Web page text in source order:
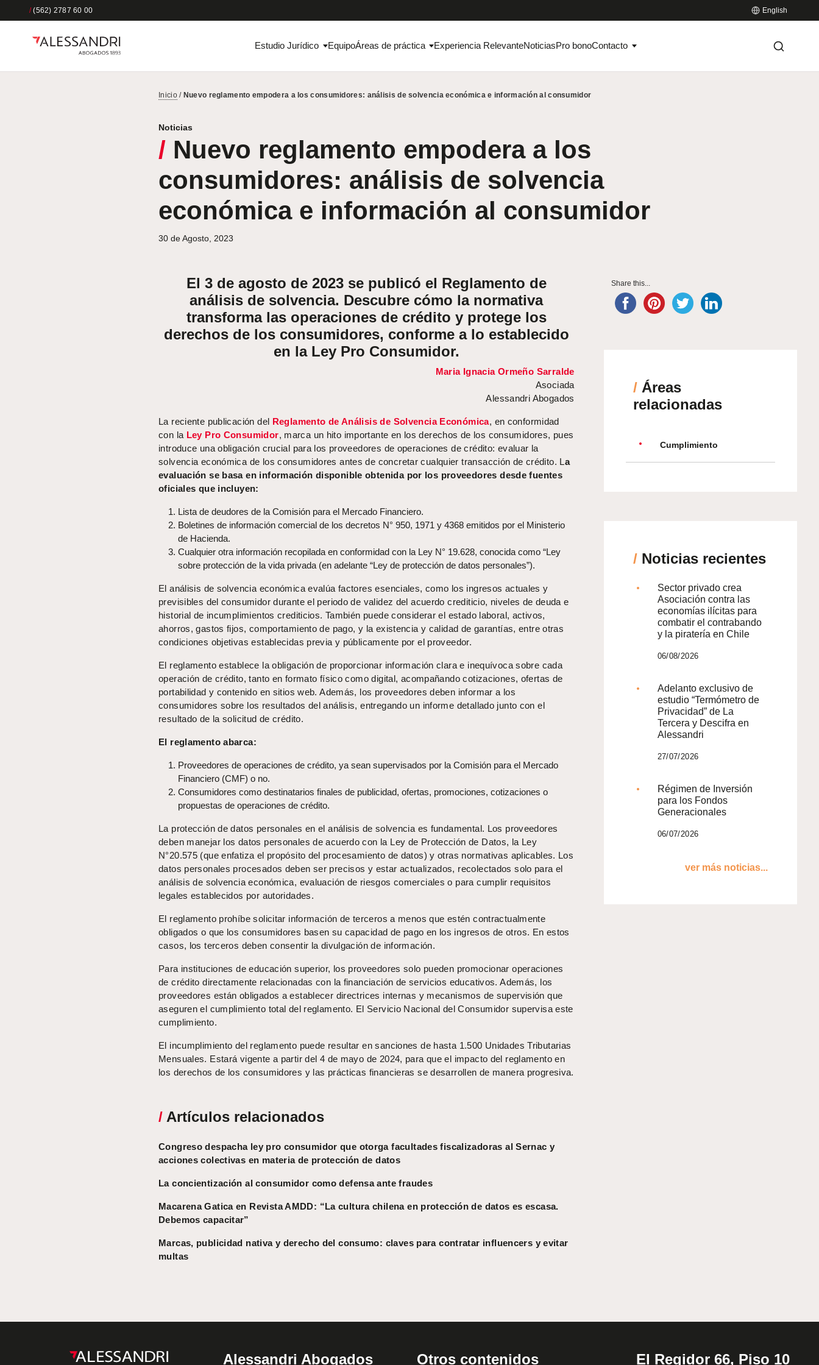
/(562) 2787 60 00 English
Estudio Jurídico EquipoÁreas de práctica Experiencia RelevanteNoticiasPro bonoContacto
Inicio/ Nuevo reglamento empodera a los consumidores: análisis de solvencia económica e información al consumidor
Noticias
/ Nuevo reglamento empodera a los
consumidores: análisis de solvencia
económica e información al consumidor
30 de Agosto, 2023
El 3 de agosto de 2023 se publicó el Reglamento de
análisis de solvencia. Descubre cómo la normativa
transforma las operaciones de crédito y protege los
derechos de los consumidores, conforme a lo establecido
en la Ley Pro Consumidor.
Maria Ignacia Ormeño Sarralde
Asociada
Alessandri Abogados
La reciente publicación del Reglamento de Análisis de Solvencia Económica, en conformidad
con la Ley Pro Consumidor, marca un hito importante en los derechos de los consumidores, pues
introduce una obligación crucial para los proveedores de operaciones de crédito: evaluar la
solvencia económica de los consumidores antes de concretar cualquier transacción de crédito. La
evaluación se basa en información disponible obtenida por los proveedores desde fuentes
oficiales que incluyen:
Lista de deudores de la Comisión para el Mercado Financiero.
Boletines de información comercial de los decretos N° 950, 1971 y 4368 emitidos por el Ministerio
de Hacienda.
Cualquier otra información recopilada en conformidad con la Ley N° 19.628, conocida como “Ley
sobre protección de la vida privada (en adelante “Ley de protección de datos personales”).
El análisis de solvencia económica evalúa factores esenciales, como los ingresos actuales y
previsibles del consumidor durante el periodo de validez del acuerdo crediticio, niveles de deuda e
historial de incumplimientos crediticios. También puede considerar el estado laboral, activos,
ahorros, gastos fijos, comportamiento de pago, y la existencia y calidad de garantías, entre otras
condiciones objetivas establecidas previa y públicamente por el proveedor.
El reglamento establece la obligación de proporcionar información clara e inequívoca sobre cada
operación de crédito, tanto en formato físico como digital, acompañando cotizaciones, ofertas de
portabilidad y contenido en sitios web. Además, los proveedores deben informar a los
consumidores sobre los resultados del análisis, entregando un informe detallado junto con el
resultado de la solicitud de crédito.
El reglamento abarca:
Proveedores de operaciones de crédito, ya sean supervisados por la Comisión para el Mercado
Financiero (CMF) o no.
Consumidores como destinatarios finales de publicidad, ofertas, promociones, cotizaciones o
propuestas de operaciones de crédito.
La protección de datos personales en el análisis de solvencia es fundamental. Los proveedores
deben manejar los datos personales de acuerdo con la Ley de Protección de Datos, la Ley
N°20.575 (que enfatiza el propósito del procesamiento de datos) y otras normativas aplicables. Los
datos personales procesados deben ser precisos y estar actualizados, recolectados solo para el
análisis de solvencia económica, evaluación de riesgos comerciales o para cumplir requisitos
legales establecidos por autoridades.
El reglamento prohíbe solicitar información de terceros a menos que estén contractualmente
obligados o que los consumidores basen su capacidad de pago en los ingresos de otros. En estos
casos, los terceros deben consentir la divulgación de información.
Para instituciones de educación superior, los proveedores solo pueden promocionar operaciones
de crédito directamente relacionadas con la financiación de servicios educativos. Además, los
proveedores están obligados a establecer directrices internas y mecanismos de supervisión que
aseguren el cumplimiento total del reglamento. El Servicio Nacional del Consumidor supervisa este
cumplimiento.
El incumplimiento del reglamento puede resultar en sanciones de hasta 1.500 Unidades Tributarias
Mensuales. Estará vigente a partir del 4 de mayo de 2024, para que el impacto del reglamento en
los derechos de los consumidores y las prácticas financieras se desarrollen de manera progresiva.
/ Artículos relacionados
Congreso despacha ley pro consumidor que otorga facultades fiscalizadoras al Sernac y
acciones colectivas en materia de protección de datos
La concientización al consumidor como defensa ante fraudes
Macarena Gatica en Revista AMDD: “La cultura chilena en protección de datos es escasa.
Debemos capacitar”
Marcas, publicidad nativa y derecho del consumo: claves para contratar influencers y evitar
multas
Share this...
/Áreas
relacionadas
Cumplimiento
/Noticias recientes
Sector privado crea
Asociación contra las
economías ilícitas para
combatir el contrabando
y la piratería en Chile
06/08/2026
Adelanto exclusivo de
estudio “Termómetro de
Privacidad” de La
Tercera y Descifra en
Alessandri
27/07/2026
Régimen de Inversión
para los Fondos
Generacionales
06/07/2026
ver más noticias...
Alessandri Abogados Otros contenidos El Regidor 66, Piso 10